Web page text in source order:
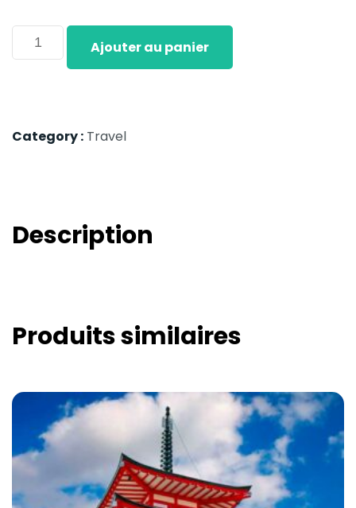
Ajouter au panier
Category : Travel
Description
Produits similaires